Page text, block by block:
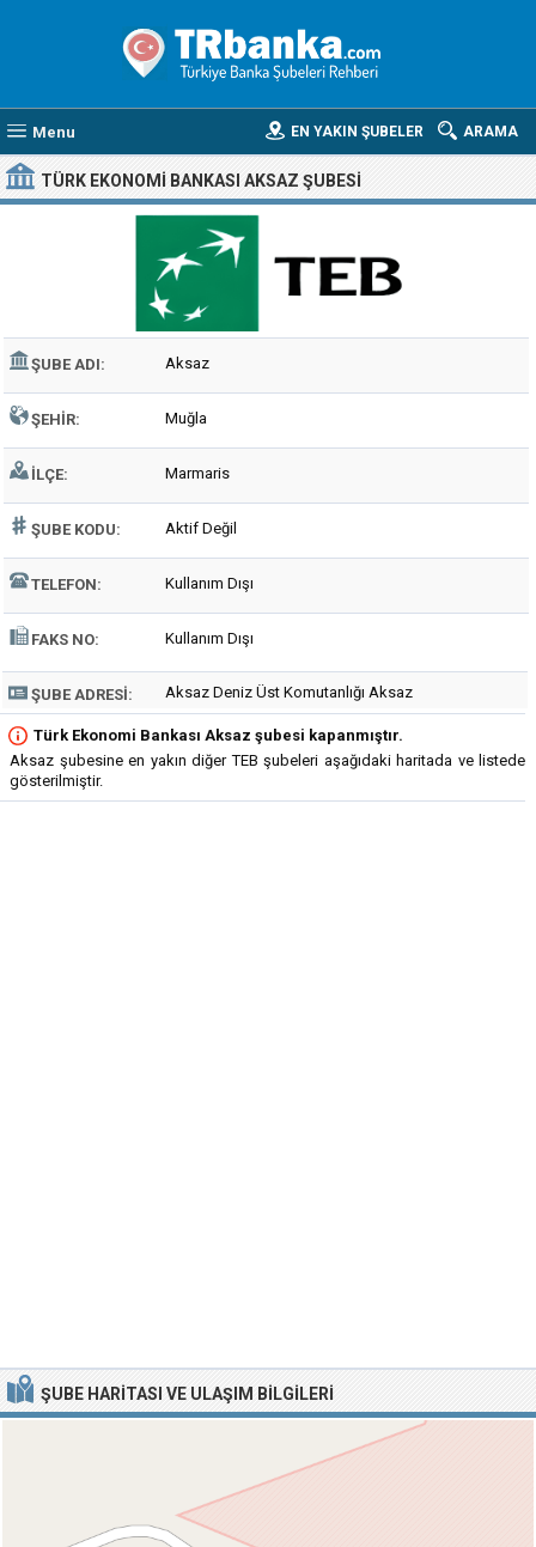
Menu ARAMA
EN YAKIN ŞUBELER
TÜRK EKONOMI BANKASI AKSAZ ŞUBESI
ŞUBE ADI: Aksaz
ŞEHIR: Muğla
İLÇE: Marmaris
ŞUBE KODU: Aktif Değil
TELEFON: Kullanım Dışı
FAKS NO: Kullanım Dışı
ŞUBE ADRESI: Aksaz Deniz Üst Komutanlığı Aksaz
Türk Ekonomi Bankası Aksaz şubesi kapanmıştır.
Aksaz şubesine en yakın diğer TEB şubeleri aşağıdaki haritada ve listede
gösterilmiştir.
ŞUBE HARITASI VE ULAŞIM BILGILERI